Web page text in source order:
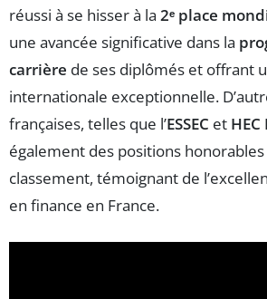
réussi à se hisser à la 2ᵉ place
une avancée significative dans la
carrière de ses diplômés et offrant
internationale exceptionnelle.
françaises, telles que l’ESSEC et HEC
également des positions honorables
classement, témoignant de
en finance en France.